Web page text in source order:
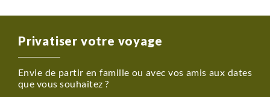
Privatiser votre voyage
Envie de partir en famille ou avec vos amis aux dates
que vous souhaitez ?